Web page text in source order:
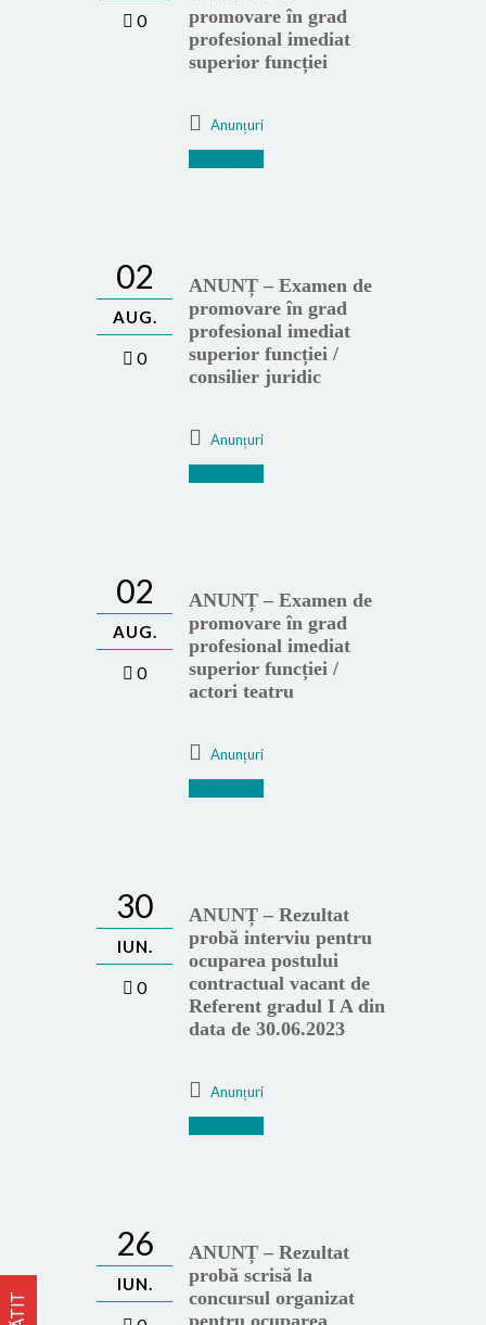
0
promovare în grad
profesional imediat
superior funcției
Anunțuri
02
AUG.
0
ANUNȚ – Examen de
promovare în grad
profesional imediat
superior funcției /
consilier juridic
Anunțuri
02
AUG.
0
ANUNȚ – Examen de
promovare în grad
profesional imediat
superior funcției /
actori teatru
Anunțuri
30
IUN.
0
ANUNȚ – Rezultat
probă interviu pentru
ocuparea postului
contractual vacant de
Referent gradul I A din
data de 30.06.2023
Anunțuri
26
IUN.
ANUNȚ – Rezultat
probă scrisă la
concursul organizat
pentru ocuparea